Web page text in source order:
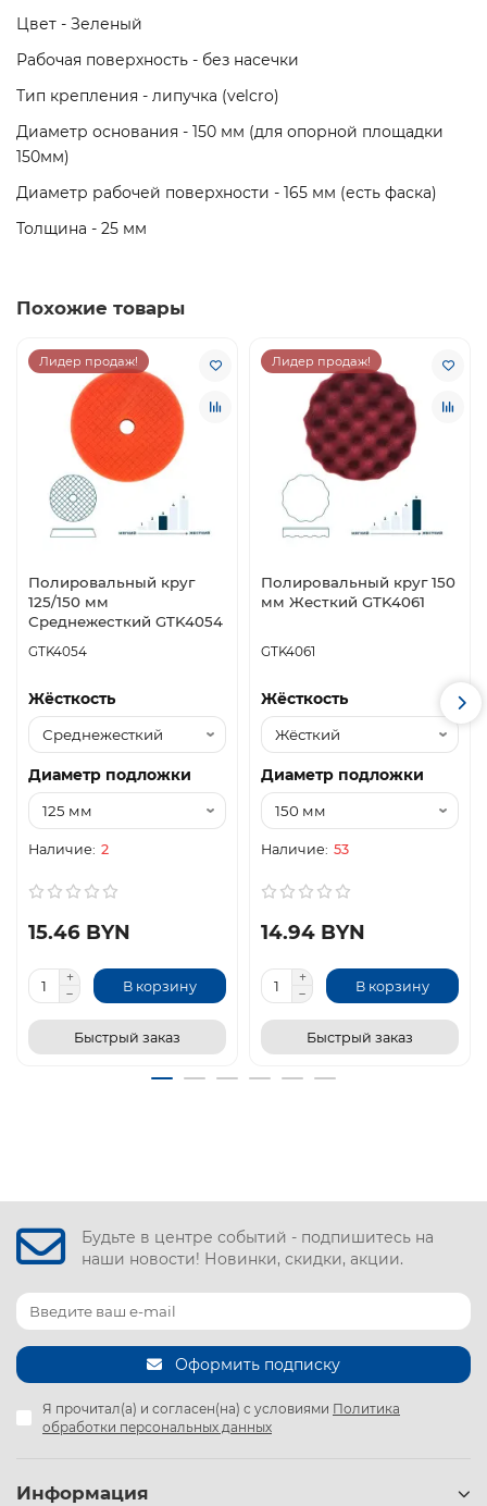
Цвет - Зеленый
Рабочая поверхность - без насечки
Тип крепления - липучка (velcro)
Диаметр основания - 150 мм (для опорной площадки
150мм)
Диаметр рабочей поверхности - 165 мм (есть фаска)
Толщина - 25 мм
Похожие товары
Лидер продаж!
Полировальный круг
125/150 мм
Среднежесткий GTK4054
GTK4054
Жёсткость
Диаметр подложки
2
15.46 BYN
В корзину
Быстрый заказ
Лидер продаж!
Полировальный круг 150
мм Жесткий GTK4061
GTK4061
Жёсткость
Диаметр подложки
53
14.94 BYN
В корзину
Быстрый заказ
Будьте в центре событий - подпишитесь на
наши новости! Новинки, скидки, акции.
Оформить подписку
Я прочитал(а) и согласен(на) с условиями Политика
обработки персональных данных
Информация